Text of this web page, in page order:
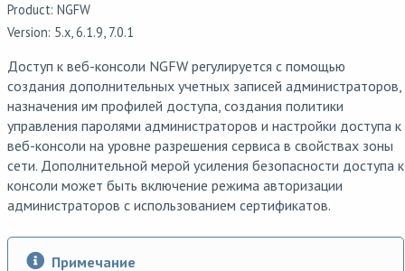
Product: NGFW
Version: 5.x, 6.1.9, 7.0.1
Доступ к веб-консоли NGFW регулируется с помощью
создания дополнительных учетных записей администраторов,
назначения им профилей доступа, создания политики
управления паролями администраторов и настройки доступа к
веб-консоли на уровне разрешения сервиса в свойствах зоны
сети. Дополнительной мерой усиления безопасности доступа к
консоли может быть включение режима авторизации
администраторов с использованием сертификатов.
Примечание